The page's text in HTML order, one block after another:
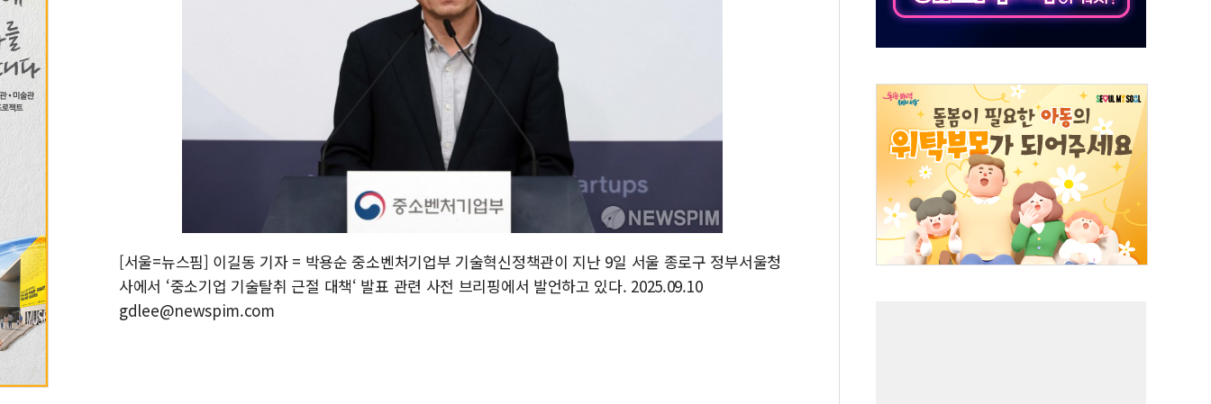
[서울=뉴스핌] 이길동 기자 = 박용순 중소벤처기업부 기술혁신정책관이 지난 9일 서울 종로구 정부서울청
사에서 ‘중소기업 기술탈취 근절 대책‘ 발표 관련 사전 브리핑에서 발언하고 있다. 2025.09.10
gdlee@newspim.com